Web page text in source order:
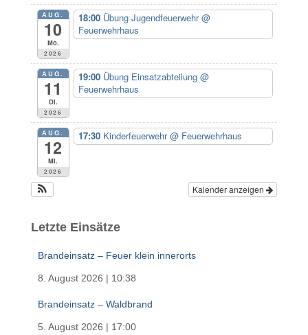
n
:
AUG.
10
Mo.
2026
18:00 Übung Jugendfeuerwehr@
Feuerwehrhaus
AUG.
11
Di.
2026
19:00 Übung Einsatzabteilung @
Feuerwehrhaus
AUG.
12
Mi.
2026
17:30 Kinderfeuerwehr@ Feuerwehrhaus
Kalender anzeigen
Letzte Einsätze
Brandeinsatz – Feuer klein innerorts
8. August 2026 | 10:38
Brandeinsatz – Waldbrand
5. August 2026 | 17:00